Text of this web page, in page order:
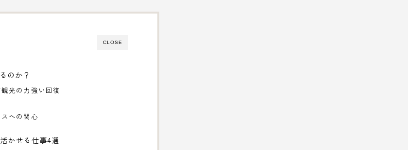
CLOSE
のか？
光の力強い回復
への関心
かせる仕事4選